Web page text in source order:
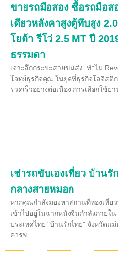
ขายรถมือสอง ซื้อรถมือส
เดียวหลังคาสูงตู้ทึบสูง
โยต้า รีโว่ 2.5 MT ปี
ธรรมดา
เจาะลึกกระบะสายขนส่ง: ทำไม
โจทย์ธุรกิจคุณ ในยุคที่ธุรกิจโลจิสติ
รวดเร็วอย่างต่อเนื่อง การเลือกใช้ย
เช่ารถขับเองเที่ยว บ้าน
กลางสายหมอก
หากคุณกำลังมองหาสถานที่ท่องเที่ย
เข้าไปอยู่ในฉากหนังจีนกำลังภายใ
ประเทศไทย "บ้านรักไทย" จังหวัด
ควรพ...